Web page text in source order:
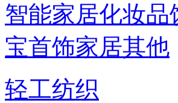
智能家居化妆品
宝首饰家居其他
轻工纺织